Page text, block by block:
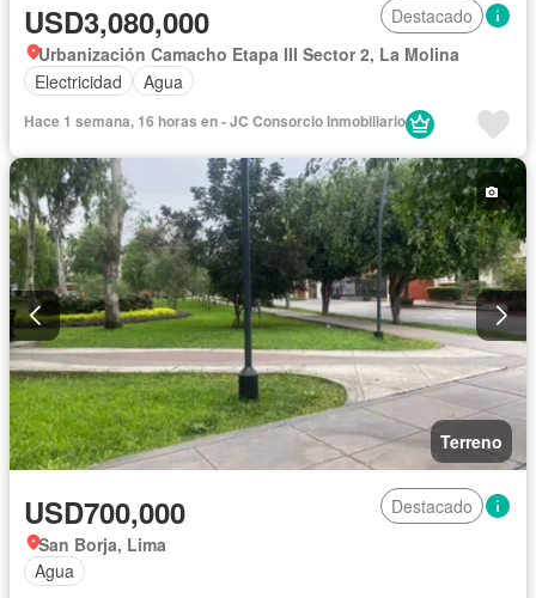
USD3,080,000
Destacado
Urbanización Camacho Etapa III Sector 2, La Molina
Electricidad
Agua
Hace 1 semana, 16 horas en - JC Consorcio Inmobiliario
Terreno
USD700,000
Destacado
San Borja, Lima
Agua